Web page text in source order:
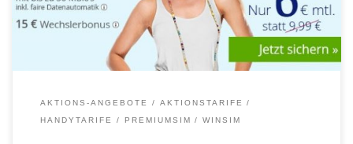
[…]
AKTIONS-ANGEBOTE
AKTIONSTARIFE
HANDYTARIFE
PREMIUMSIM WINSIM